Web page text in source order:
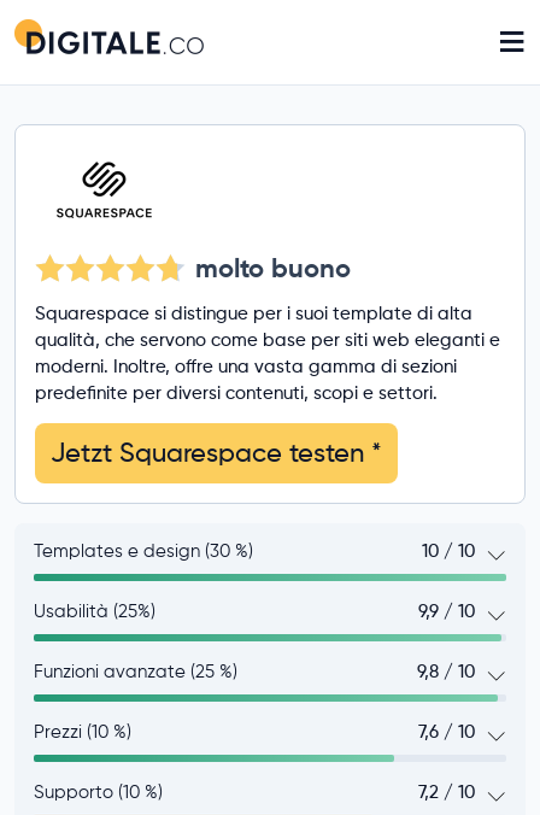
≡
molto buono
Squarespace si distingue per i suoi template di alta
qualità, che servono come base per siti web eleganti e
moderni. Inoltre, offre una vasta gamma di sezioni
predefinite per diversi contenuti, scopi e settori.
Jetzt Squarespace testen *
Templates e design (30 %) 10 / 10
Usabilità (25%) 9,9 / 10
Funzioni avanzate (25 %) 9,8 / 10
Prezzi (10 %) 7,6 / 10
Supporto (10 %) 7,2 / 10